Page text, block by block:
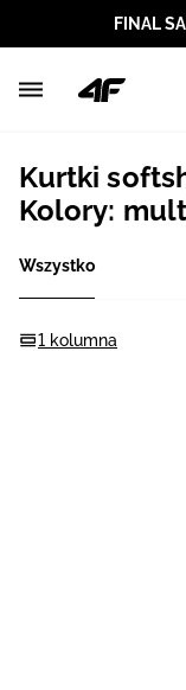
FINAL
Kurtki
Kolory:
Wszystko
1 kolumna